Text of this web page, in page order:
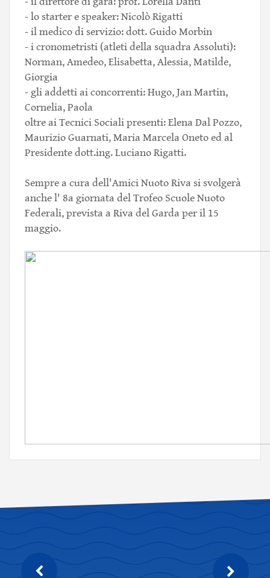
- lo starter e speaker: Nicolò Rigatti
- il medico di servizio: dott. Guido Morbin
- i cronometristi (atleti della squadra Assoluti):
Norman, Amedeo, Elisabetta, Alessia, Matilde,
Giorgia
- gli addetti ai concorrenti: Hugo, Jan Martin,
Cornelia, Paola
oltre ai Tecnici Sociali presenti: Elena Dal Pozzo,
Maurizio Guarnati, Maria Marcela Oneto ed al
Presidente dott.ing. Luciano Rigatti.
Sempre a cura dell'Amici Nuoto Riva si svolgerà
anche l' 8a giornata del Trofeo Scuole Nuoto
Federali, prevista a Riva del Garda per il 15
maggio.